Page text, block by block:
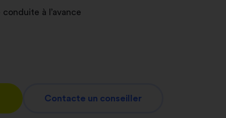
à l’avance
Contacte un conseiller